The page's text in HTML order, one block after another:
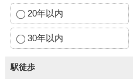
20年以内
30年以内
駅徒歩